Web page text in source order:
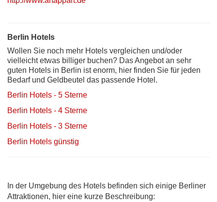
Berlin Hotels
Wollen Sie noch mehr Hotels vergleichen und/oder
vielleicht etwas billiger buchen? Das Angebot an sehr
guten Hotels in Berlin ist enorm, hier finden Sie für jeden
Bedarf und Geldbeutel das passende Hotel.
Berlin Hotels - 5 Sterne
Berlin Hotels - 4 Sterne
Berlin Hotels - 3 Sterne
Berlin Hotels günstig
In der Umgebung des Hotels befinden sich einige Berliner
Attraktionen, hier eine kurze Beschreibung: